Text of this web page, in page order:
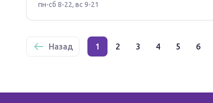
пн-сб 8-22, вс 9-21
Назад 1 2 3 4 5 6